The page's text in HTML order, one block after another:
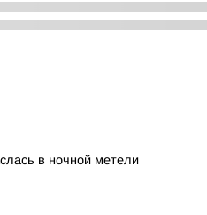
в ночной метели